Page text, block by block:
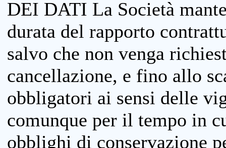
DEI DATI La Società
durata del rapporto
salvo che non venga
cancellazione, e fino allo
obbligatori ai sensi delle
comunque per il tempo in
obblighi di conservazione